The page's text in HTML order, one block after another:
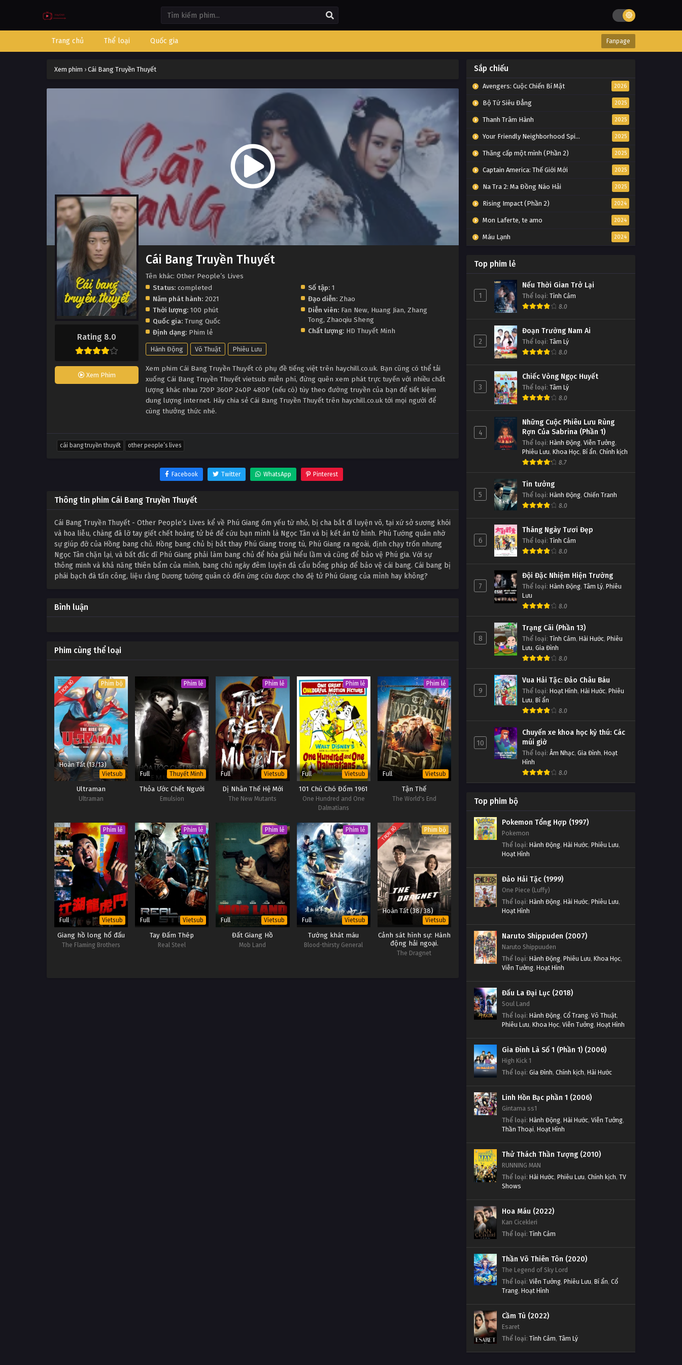
Trang chủ Thể loại Quốc gia Fanpage
Xem phim › Cái Bang Truyền Thuyết
Rating 8.0
Xem Phim
Cái Bang Truyền Thuyết
Tên khác: Other People’s Lives
Status: completed
Năm phát hành: 2021
Thời lượng: 100 phút
Quốc gia: Trung Quốc
Định dạng: Phim lẻ
Số tập:1
Đạo diễn: Zhao
Diễn viên: Fan New, Huang Jian, Zhang
Tong, Zhaoqiu Sheng
Chất lượng: HD Thuyết Minh
Hành Động Võ Thuật Phiêu Lưu
Xem phim Cái Bang Truyền Thuyết có phụ đề tiếng việt trên haychill.co.uk. Bạn cũng có thể tải
xuống Cái Bang Truyền Thuyết vietsub miễn phí, đừng quên xem phát trực tuyến với nhiều chất
lượng khác nhau 720P 360P 240P 480P (nếu có) tùy theo đường truyền của bạn để tiết kiệm
dung lượng internet. Hãy chia sẻ Cái Bang Truyền Thuyết trên haychill.co.uk tới mọi người để
cùng thưởng thức nhé.
cái bang truyền thuyết other people’s lives
Facebook Twitter WhatsApp Pinterest
Thông tin phim Cái Bang Truyền Thuyết
Cái Bang Truyền Thuyết - Other People’s Lives kể về Phú Giang ốm yếu từ nhỏ, bị cha bắt đi luyện võ, tại xứ sở sương khói
và hoa liễu, chàng đã lỡ tay giết chết hoàng tử bé để cứu bạn mình là Ngọc Tân và bị kết án tử hình. Phú Tướng quân nhờ
sự giúp đỡ của Hồng bang chủ. Hồng bang chủ bị bắt thay Phú Giang trong tù, Phú Giang ra ngoài, định chạy trốn nhưng
Ngọc Tân chặn lại, và bất đắc dĩ Phú Giang phải làm bang chủ để hóa giải hiểu lầm và cũng để bảo vệ Phú gia. Với sự
thông minh và khả năng thiên bẩm của mình, bang chủ ngày đêm luyện đả cẩu bổng pháp để bảo vệ cái bang. Cái bang bị
phái bạch đà tấn công, liệu rằng Dương tướng quân có đến ứng cứu được cho đệ tử Phú Giang của mình hay không?
Bình luận
Phim cùng thể loại
TRỌN BỘ Phim bộ
Hoàn Tất (13/13)
Vietsub
Ultraman
Ultraman
Phim lẻ
Full Thuyết Minh
Thỏa Ước Chết Người
Emulsion
Phim lẻ
Full Vietsub
Dị Nhân Thế Hệ Mới
The New Mutants
Phim lẻ
Full Vietsub
101 Chú Chó Đốm 1961
One Hundred and One
Dalmatians
Phim lẻ
Full Vietsub
Tận Thế
The World's End
Phim lẻ
Full Vietsub
Giang hồ long hổ đấu
The Flaming Brothers
Phim lẻ
Full Vietsub
Tay Đấm Thép
Real Steel
Phim lẻ
Full Vietsub
Đất Giang Hồ
Mob Land
Phim lẻ
Full Vietsub
Tướng khát máu
Blood-thirsty General
TRỌN BỘ Phim bộ
Hoàn Tất (38/38)
Vietsub
Cảnh sát hình sự: Hành
động hải ngoại.
The Dragnet
Sắp chiếu
Avengers: Cuộc Chiến Bí Mật 2026
Bộ Tứ Siêu Đẳng 2025
Thanh Trâm Hành 2025
Your Friendly Neighborhood Spider-Man 2025
Thăng cấp một mình (Phần 2) 2025
Captain America: Thế Giới Mới 2025
Na Tra 2: Ma Đồng Náo Hải 2025
Rising Impact (Phần 2) 2024
Mon Laferte, te amo 2024
Máu Lạnh 2024
Top phim lẻ
1
Nếu Thời Gian Trở Lại
Thể loại: Tình Cảm
8.0
2
Đoạn Trường Nam Ai
Thể loại: Tâm Lý
8.0
3
Chiếc Vòng Ngọc Huyết
Thể loại: Tâm Lý
8.0
4
Những Cuộc Phiêu Lưu Rùng
Rợn Của Sabrina (Phần 1)
Thể loại: Hành Động, Viễn Tưởng,
Phiêu Lưu, Khoa Học, Bí ẩn, Chính kịch
8.7
5
Tin tưởng
Thể loại: Hành Động, Chiến Tranh
8.0
6
Tháng Ngày Tươi Đẹp
Thể loại: Tình Cảm
8.0
7
Đội Đặc Nhiệm Hiện Trường
Thể loại: Hành Động, Tâm Lý, Phiêu
Lưu
8.0
8
Trạng Cãi (Phần 13)
Thể loại: Tình Cảm, Hài Hước, Phiêu
Lưu, Gia Đình
8.0
9
Vua Hải Tặc: Đảo Châu Báu
Thể loại: Hoạt Hình, Hài Hước, Phiêu
Lưu, Bí ẩn
8.0
10
Chuyến xe khoa học kỳ thú: Các
múi giờ
Thể loại: Âm Nhạc, Gia Đình, Hoạt
Hình
8.0
Top phim bộ
Pokemon Tổng Hợp (1997)
Pokemon
Thể loại: Hành Động, Hài Hước, Phiêu Lưu,
Hoạt Hình
Đảo Hải Tặc (1999)
One Piece (Luffy)
Thể loại: Hành Động, Hài Hước, Phiêu Lưu,
Hoạt Hình
Naruto Shippuden (2007)
Naruto Shippuuden
Thể loại: Hành Động, Phiêu Lưu, Khoa Học,
Viễn Tưởng, Hoạt Hình
Đấu La Đại Lục (2018)
Soul Land
Thể loại: Hành Động, Cổ Trang, Võ Thuật,
Phiêu Lưu, Khoa Học, Viễn Tưởng, Hoạt Hình
Gia Đình Là Số 1 (Phần 1) (2006)
High Kick 1
Thể loại: Gia Đình, Chính kịch, Hài Hước
Linh Hồn Bạc phần 1 (2006)
Gintama ss1
Thể loại: Hành Động, Hài Hước, Viễn Tưởng,
Thần Thoại, Hoạt Hình
Thử Thách Thần Tượng (2010)
RUNNING MAN
Thể loại: Hài Hước, Phiêu Lưu, Chính kịch, TV
Shows
Hoa Máu (2022)
Kan Cicekleri
Thể loại: Tình Cảm
Thần Võ Thiên Tôn (2020)
The Legend of Sky Lord
Thể loại: Viễn Tưởng, Phiêu Lưu, Bí ẩn, Cổ
Trang, Hoạt Hình
Cầm Tù (2022)
Esaret
Thể loại: Tình Cảm, Tâm Lý